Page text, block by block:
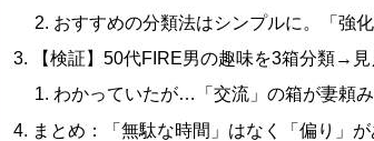
おすすめの分類法はシンプルに。「強
【検証】50代FIRE男の趣味を3箱分類→
わかっていたが…「交流」の箱が妻頼
まとめ：「無駄な時間」はなく「偏り」